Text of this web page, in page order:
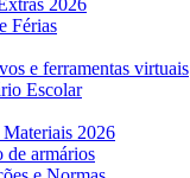
2026
Férias
e ferramentas virtuais
Escolar
2026
de armários